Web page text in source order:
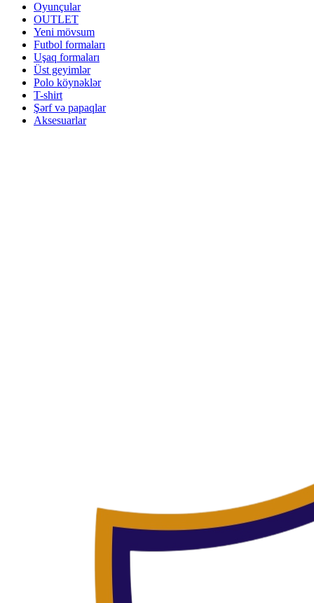
Oyunçular
OUTLET
Yeni mövsum
Futbol formaları
Uşaq formaları
Üst geyimlər
Polo köynəklər
T-shirt
Şərf və papaqlar
Aksesuarlar